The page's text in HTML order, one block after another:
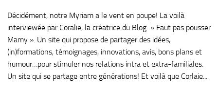
Décidément, notre Myriam a le vent en poupe! La voilà
interviewée par Coralie, la créatrice du Blog » Faut pas pousser
Mamy ». Un site qui propose de partager des idées,
(in)formations, témoignages, innovations, avis, bons plans et
humour…pour stimuler nos relations intra et extra-familiales.
Un site qui se partage entre générations! Et voilà que Corlaie...